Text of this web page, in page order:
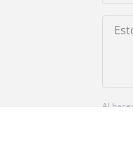
Al